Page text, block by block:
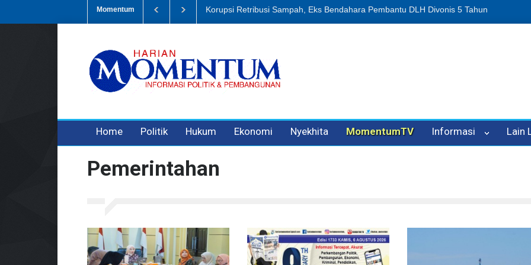
Momentum Dugaan Penipuan Oleh Oknum Kadis, Kuasa Hukum Pelapor Desak Polisi Tetapkan P-
Home Politik Hukum Ekonomi Nyekhita MomentumTV Informasi Lain
Pemerintahan